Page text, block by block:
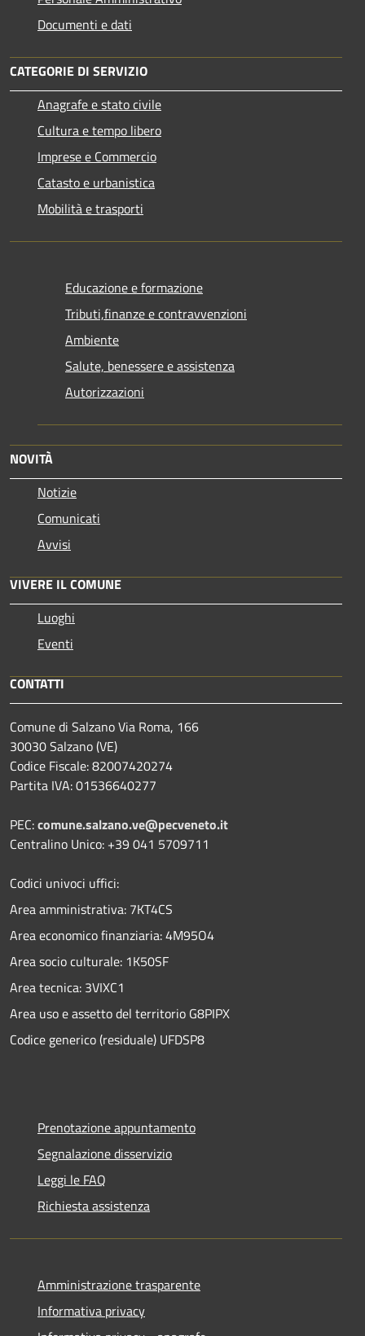
Documenti e dati
CATEGORIE DI SERVIZIO
Anagrafe e stato civile
Cultura e tempo libero
Imprese e Commercio
Catasto e urbanistica
Mobilità e trasporti
Educazione e formazione
Tributi,finanze e contravvenzioni
Ambiente
Salute, benessere e assistenza
Autorizzazioni
NOVITÀ
Notizie
Comunicati
Avvisi
VIVERE IL COMUNE
Luoghi
Eventi
CONTATTI
Comune di Salzano Via Roma, 166
30030 Salzano (VE)
Codice Fiscale: 82007420274
Partita IVA: 01536640277
PEC:comune.salzano.ve@pecveneto.it
Centralino Unico: +39 041 5709711
Codici univoci uffici:
Area amministrativa: 7KT4CS
Area economico finanziaria: 4M95O4
Area socio culturale: 1K50SF
Area tecnica: 3VIXC1
Area uso e assetto del territorio G8PIPX
Codice generico (residuale) UFDSP8
Prenotazione appuntamento
Segnalazione disservizio
Leggi le FAQ
Richiesta assistenza
Amministrazione trasparente
Informativa privacy